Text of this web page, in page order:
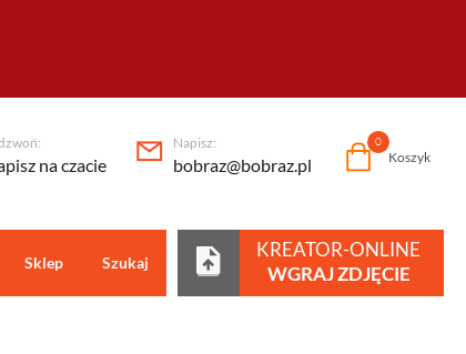
na czacie
Napisz:
bobraz@bobraz.pl Koszyk
0
Sklep Szukaj Centrum pomocy
KREATOR-ONLINE
WGRAJ ZDJĘCIE